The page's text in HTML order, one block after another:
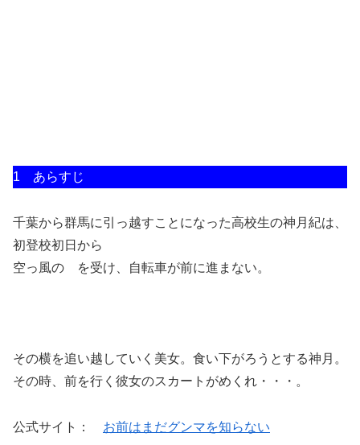
1 あらすじ
千葉から群馬に引っ越すことになった高校生の神月紀は、
初登校初日から
空っ風の を受け、自転車が前に進まない。
その横を追い越していく美女。食い下がろうとする神月。
その時、前を行く彼女のスカートがめくれ・・・。
公式サイト： お前はまだグンマを知らない